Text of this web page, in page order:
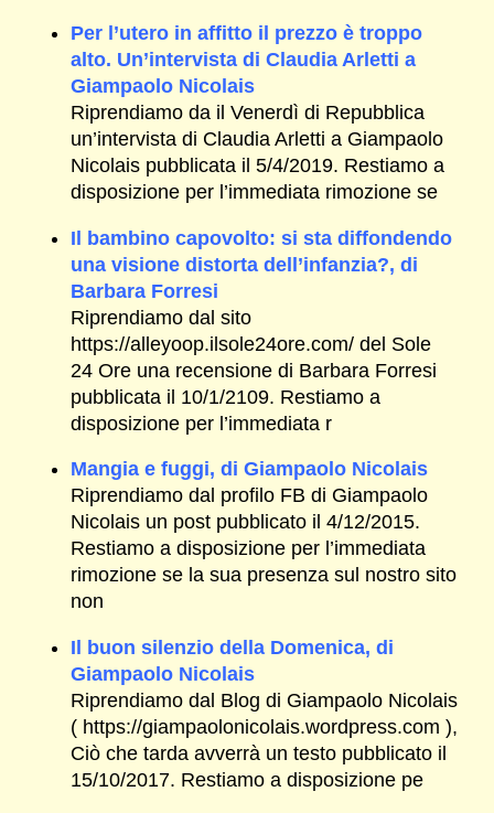
Per l’utero in affitto il prezzo è troppo
alto. Un’intervista di Claudia Arletti a
Giampaolo Nicolais
Riprendiamo da il Venerdì di Repubblica
un’intervista di Claudia Arletti a Giampaolo
Nicolais pubblicata il 5/4/2019. Restiamo a
disposizione per l’immediata rimozione se
Il bambino capovolto: si sta diffondendo
una visione distorta dell’infanzia?, di
Barbara Forresi
Riprendiamo dal sito
https://alleyoop.ilsole24ore.com/ del Sole
24 Ore una recensione di Barbara Forresi
pubblicata il 10/1/2109. Restiamo a
disposizione per l’immediata r
Mangia e fuggi, di Giampaolo Nicolais
Riprendiamo dal profilo FB di Giampaolo
Nicolais un post pubblicato il 4/12/2015.
Restiamo a disposizione per l’immediata
rimozione se la sua presenza sul nostro sito
non
Il buon silenzio della Domenica, di
Giampaolo Nicolais
Riprendiamo dal Blog di Giampaolo Nicolais
( https://giampaolonicolais.wordpress.com ),
Ciò che tarda avverrà un testo pubblicato il
15/10/2017. Restiamo a disposizione pe